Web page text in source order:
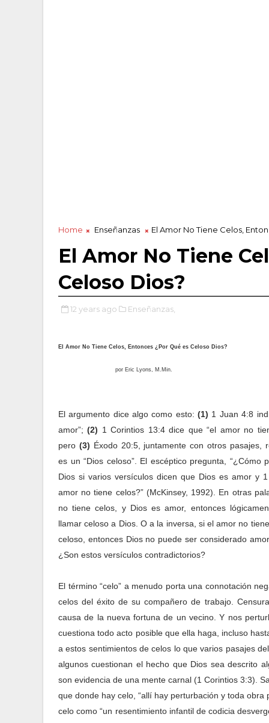
Home Enseñanzas El Amor No Tiene Celos,
El Amor No Tiene
Celoso Dios?
12 years ago Enseñanzas,
El Amor No Tiene Celos, Entonces ¿Por Qué es Celoso Dios?
por Eric Lyons, M.Min.
El argumento dice algo como esto:(1) 1 Juan 4:8
amor”;(2) 1 Corintios 13:4 dice que “el amor no
pero (3) Éxodo 20:5, juntamente con otros pasajes,
es un “Dios celoso”. El escéptico pregunta, “¿Cómo
Dios si varios versículos dicen que Dios es amor y
amor no tiene celos?” (McKinsey, 1992). En otras
no tiene celos, y Dios es amor, entonces
llamar celoso a Dios. O a la inversa, si el amor no
celoso, entonces Dios no puede ser considerado
¿Son estos versículos contradictorios?
El término “celo” a menudo porta una connotación
celos del éxito de su compañero de trabajo.
causa de la nueva fortuna de un vecino. Y nos
cuestiona todo acto posible que ella haga, incluso
a estos sentimientos de celos lo que varios pasajes
algunos cuestionan el hecho que Dios sea descrito
son evidencia de una mente carnal (1 Corintios 3:3).
que donde hay celo, “allí hay perturbación y toda
celo como “un resentimiento infantil de codicia